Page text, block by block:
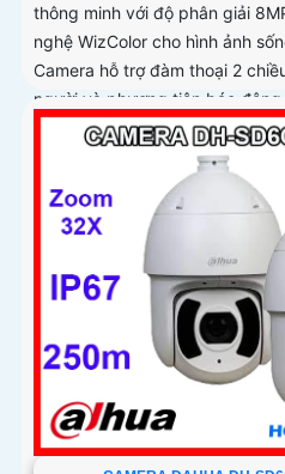
thông minh với độ phân giải
nghệ WizColor cho hình ảnh
Camera hỗ trợ đàm thoại 2
người và phương tiện báo động